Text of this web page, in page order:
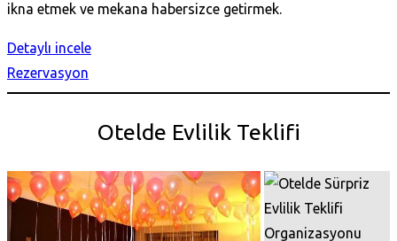
ikna etmek ve mekana habersizce getirmek.
Detaylı incele
Rezervasyon
Otelde Evlilik Teklifi